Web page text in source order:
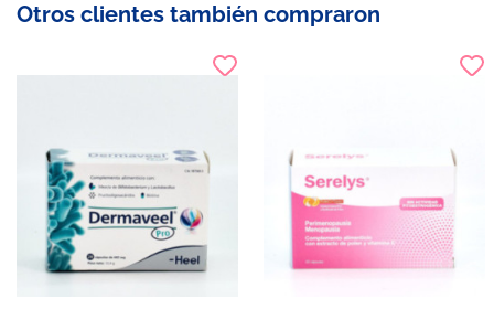
Otros clientes también compraron